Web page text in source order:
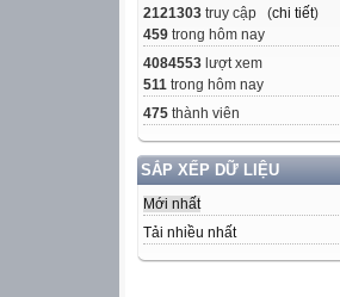
2121303 truy cập (chi tiết)
459 trong hôm nay
4084553 lượt xem
511 trong hôm nay
475 thành viên
SẮP XẾP DỮ LIỆU
Mới nhất
Tải nhiều nhất